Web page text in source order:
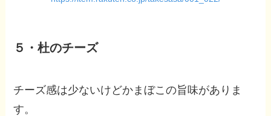
５・杜のチーズ
チーズ感は少ないけどかまぼこの旨味がありま
す。